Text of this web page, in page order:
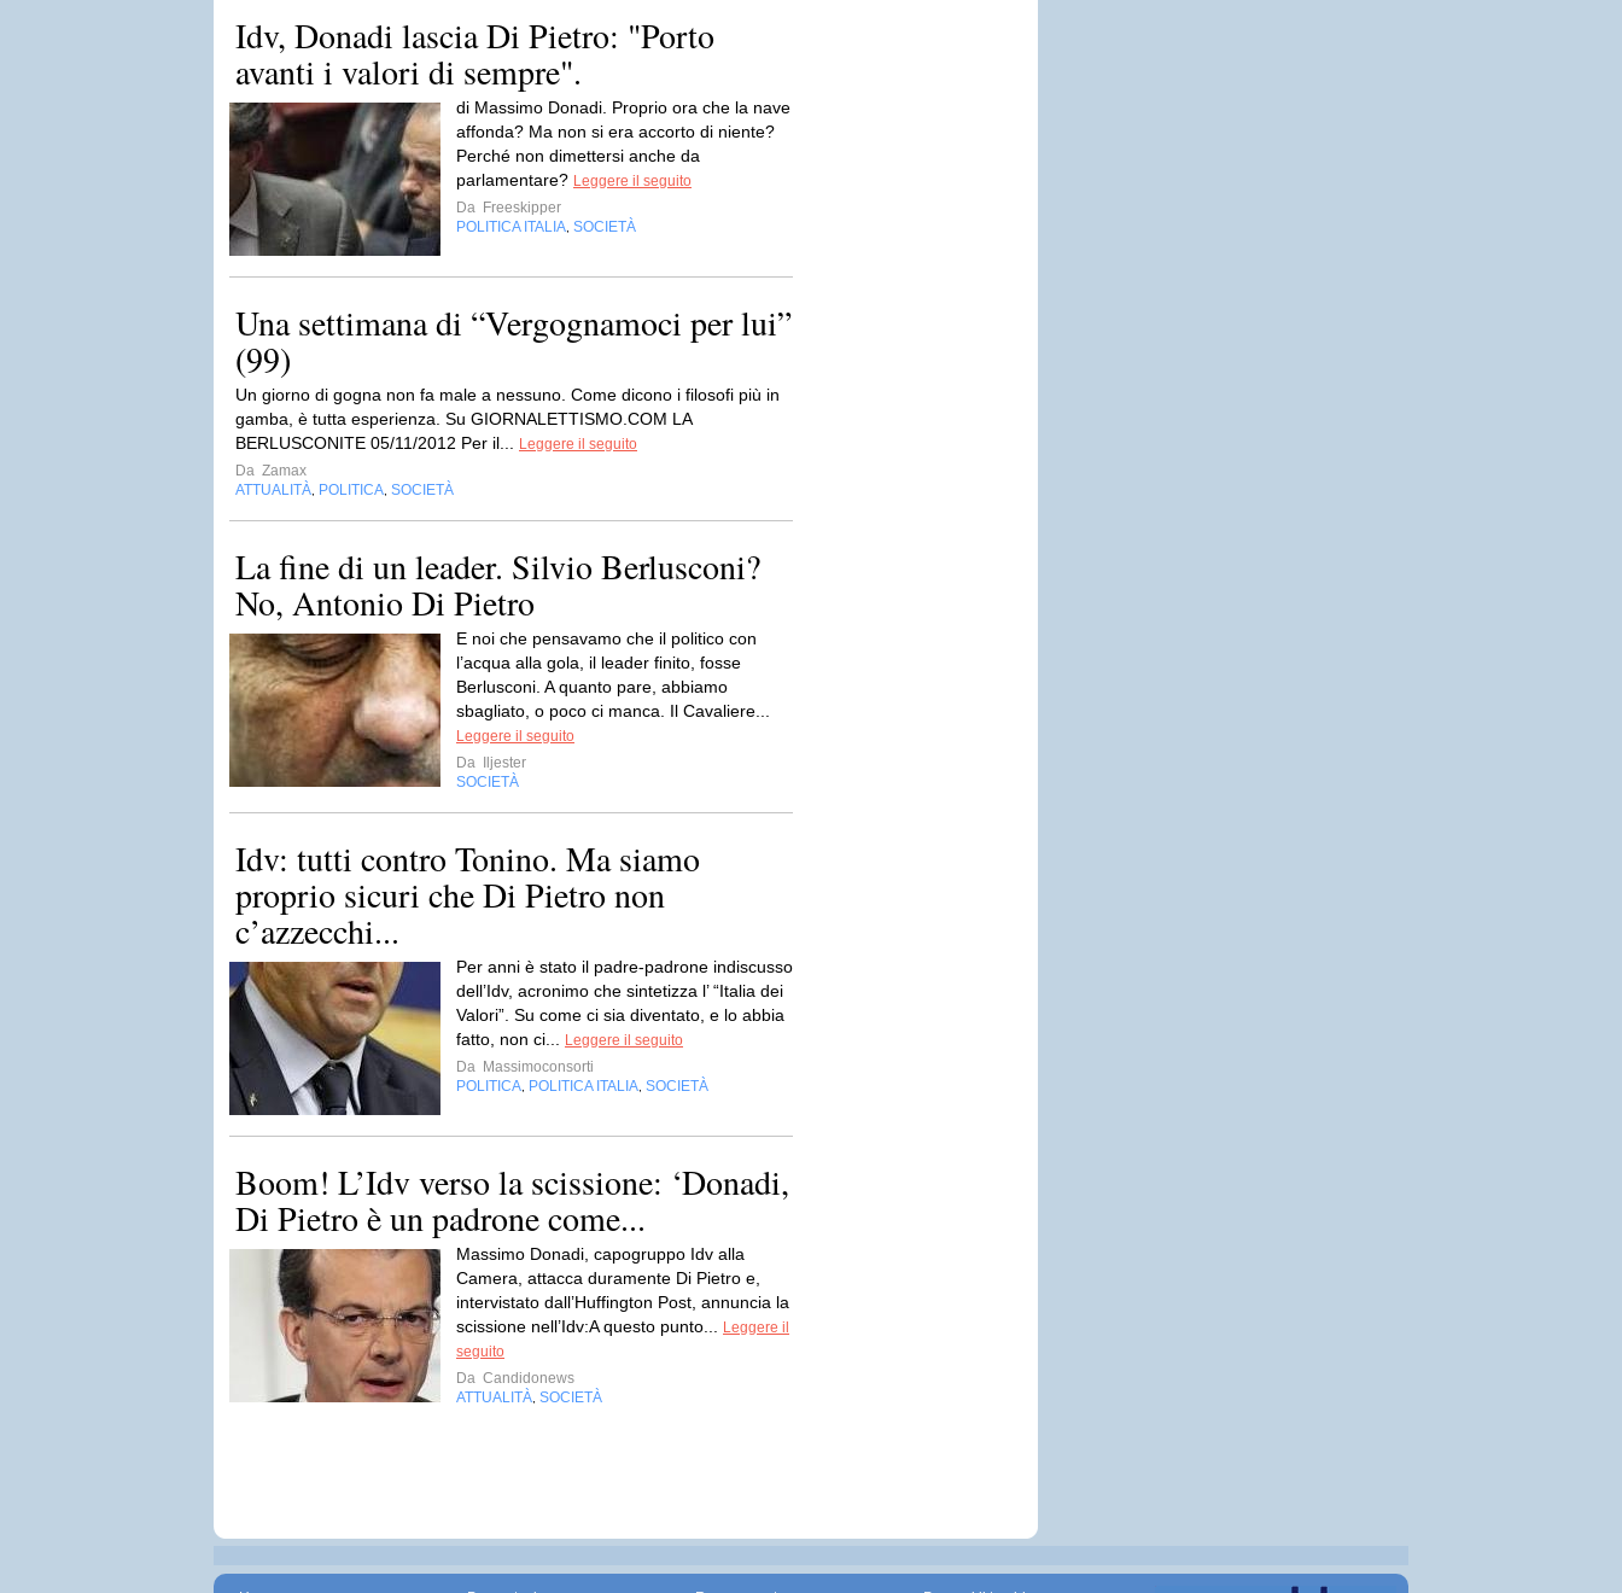
Idv, Donadi lascia Di Pietro: "Porto
avanti i valori di sempre".
di Massimo Donadi. Proprio ora che la nave
affonda? Ma non si era accorto di niente?
Perché non dimettersi anche da
parlamentare? Leggere il seguito
Da Freeskipper
POLITICA ITALIA SOCIETÀ
Una settimana di “Vergognamoci per lui”
(99)
Un giorno di gogna non fa male a nessuno. Come dicono i filosofi più in
gamba, è tutta esperienza. Su GIORNALETTISMO.COM LA
BERLUSCONITE 05/11/2012 Per il...
Leggere il seguito
Da Zamax
ATTUALITÀ POLITICA SOCIETÀ
La fine di un leader. Silvio Berlusconi?
No, Antonio Di Pietro
E noi che pensavamo che il politico con
l’acqua alla gola, il leader finito, fosse
Berlusconi. A quanto pare, abbiamo
sbagliato, o poco ci manca. Il Cavaliere...
Leggere il seguito
Da
Iljester
SOCIETÀ
Idv: tutti contro Tonino. Ma siamo
proprio sicuri che Di Pietro non
c’azzecchi...
Per anni è stato il padre-padrone indiscusso
dell’Idv, acronimo che sintetizza l’ “Italia dei
Valori”. Su come ci sia diventato, e lo abbia
fatto, non ci...
Leggere il seguito
Da Massimoconsorti
POLITICA POLITICA ITALIA SOCIETÀ
Boom! L’Idv verso la scissione: ‘Donadi,
Di Pietro è un padrone come...
Massimo Donadi, capogruppo Idv alla
Camera, attacca duramente Di Pietro e,
intervistato dall’Huffington Post, annuncia la
scissione nell’Idv:A questo punto...
Leggere il
seguito
Da Candidonews
ATTUALITÀ SOCIETÀ